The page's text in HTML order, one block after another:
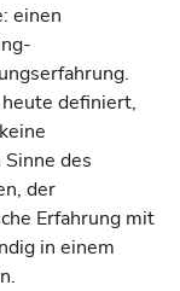
einen
definiert,
des
der
Erfahrung mit
in einem